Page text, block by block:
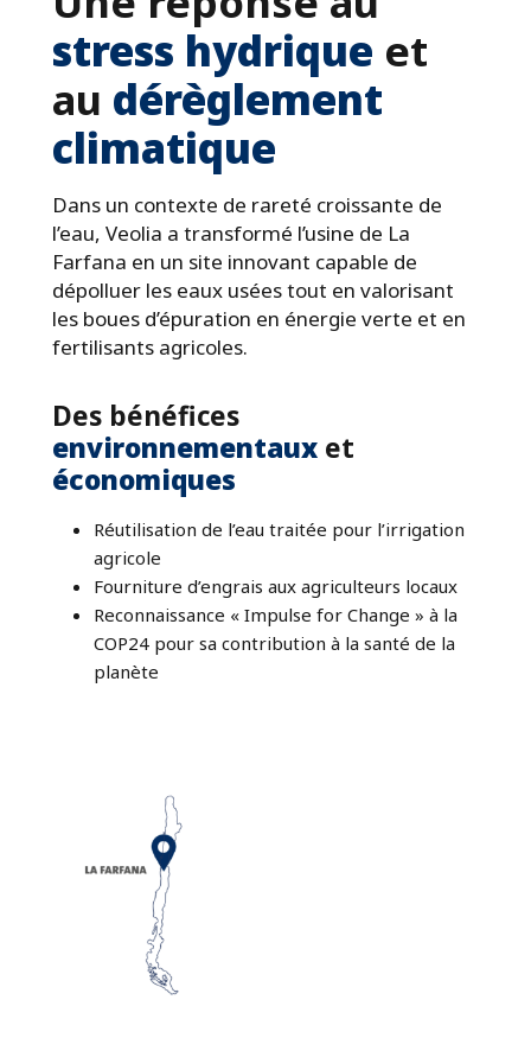
stress hydrique et
au dérèglement
climatique
Dans un contexte de rareté croissante de
l’eau, Veolia a transformé l’usine de La
Farfana en un site innovant capable de
dépolluer les eaux usées tout en valorisant
les boues d’épuration en énergie verte et en
fertilisants agricoles.
Des bénéfices
environnementaux et
économiques
Réutilisation de l’eau traitée pour l’irrigation
agricole
Fourniture d’engrais aux agriculteurs locaux
Reconnaissance « Impulse for Change » à la
COP24 pour sa contribution à la santé de la
planète